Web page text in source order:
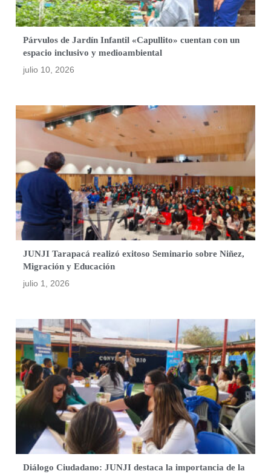
Párvulos de Jardín Infantil «Capullito» cuentan con un
espacio inclusivo y medioambiental
julio 10, 2026
JUNJI Tarapacá realizó exitoso Seminario sobre Niñez,
Migración y Educación
julio 1, 2026
Diálogo Ciudadano: JUNJI destaca la importancia de la